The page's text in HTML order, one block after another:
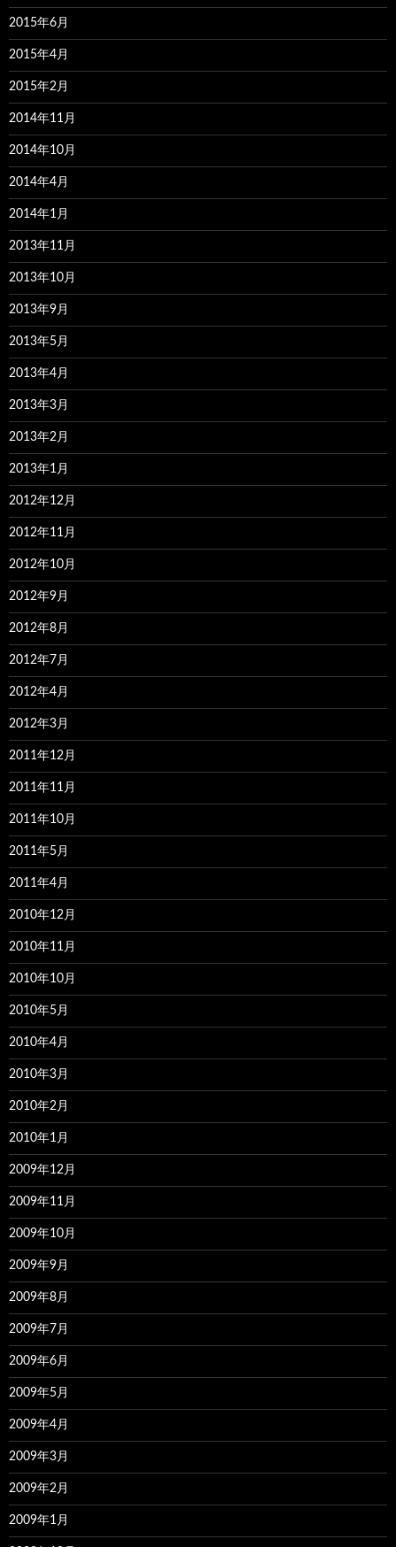
2015年6月
2015年4月
2015年2月
2014年11月
2014年10月
2014年4月
2014年1月
2013年11月
2013年10月
2013年9月
2013年5月
2013年4月
2013年3月
2013年2月
2013年1月
2012年12月
2012年11月
2012年10月
2012年9月
2012年8月
2012年7月
2012年4月
2012年3月
2011年12月
2011年11月
2011年10月
2011年5月
2011年4月
2010年12月
2010年11月
2010年10月
2010年5月
2010年4月
2010年3月
2010年2月
2010年1月
2009年12月
2009年11月
2009年10月
2009年9月
2009年8月
2009年7月
2009年6月
2009年5月
2009年4月
2009年3月
2009年2月
2009年1月